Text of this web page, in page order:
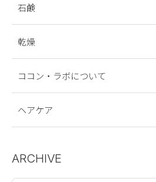
石鹸
乾燥
ココン・ラボについて
ヘアケア
ARCHIVE